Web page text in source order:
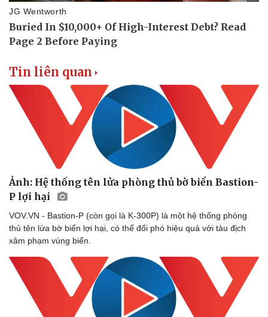
Tin liên quan
Ảnh: Hệ thống tên lửa phòng thủ bờ biển Bastion-
P lợi hại
VOV.VN - Bastion-P (còn gọi là K-300P) là một hệ thống phòng
thủ tên lửa bờ biển lợi hại, có thể đối phó hiệu quả với tàu địch
xâm phạm vùng biển.